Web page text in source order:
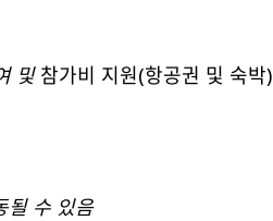
및 참가비 지원(항공권 및 숙박)
될 수 있음